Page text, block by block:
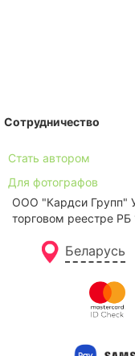
Сотрудничество
Стать автором
Для фотографов
ООО "Кардси Групп"
торговом реестре
Беларусь